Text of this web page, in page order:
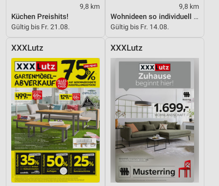
9,8 km
Küchen Preishits!
Gültig bis Fr. 21.08.
9,8 km
Wohnideen so individuell wie du!
Gültig bis Fr. 14.08.
XXXLutz XXXLutz
Verwendung reduzierter Daten zur Auswahl von
Inhalten
Verwendung genauer Standortdaten
Geräte anhand von aktiv angeforderten
Informationen identifizieren
Nicht-IAB-Verarbeitungszwecke:
Notwendig
Performance
Funktional
Werbung